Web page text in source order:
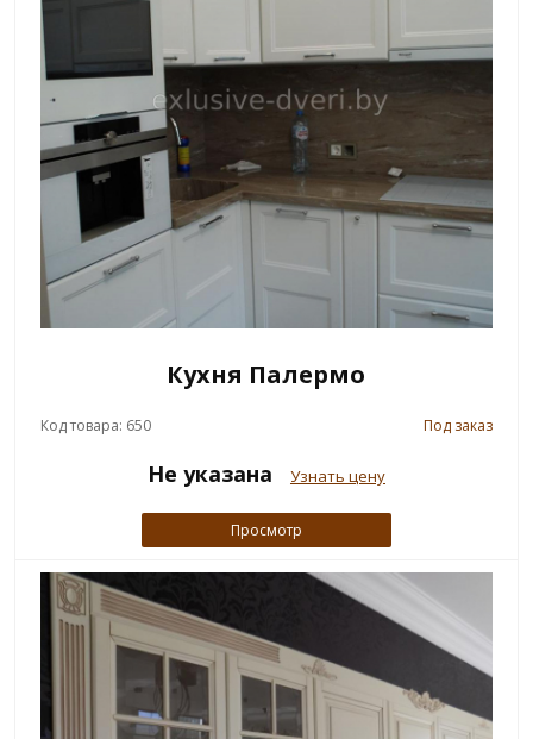
Кухня Палермо
Код товара: 650 Под заказ
Не указана Узнать цену
Просмотр